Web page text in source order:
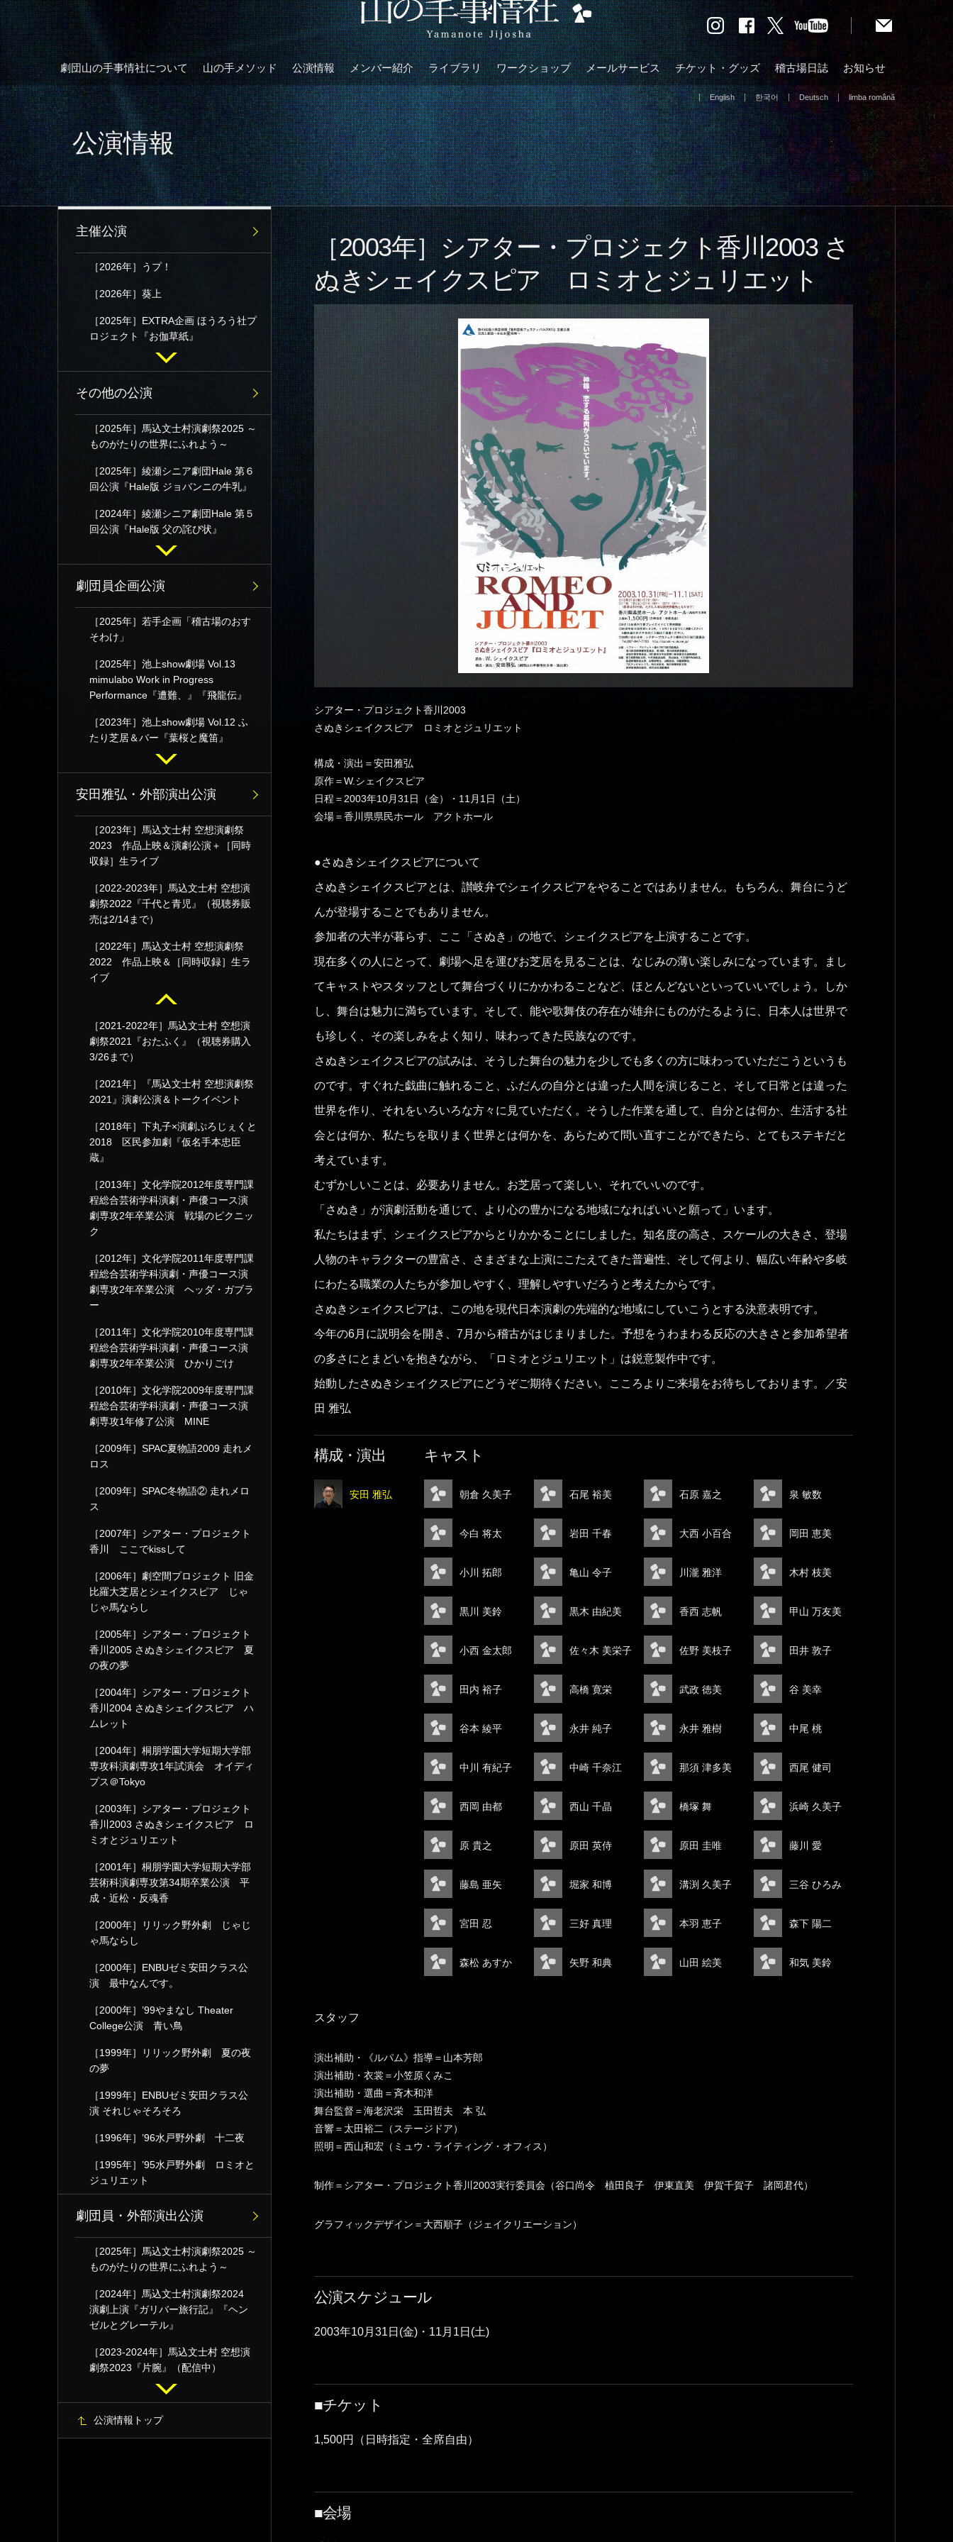
劇団山の手事情社について 山の手メソッド 公演情報 メンバー紹介 ライブラリ ワークショップ メールサービス チケット・グッズ 稽古場日誌 お知らせ
English 한국어 Deutsch limba română
公演情報
［2003年］シアター・プロジェクト香川2003 さ
ぬきシェイクスピア ロミオとジュリエット
シアター・プロジェクト香川2003
さぬきシェイクスピア ロミオとジュリエット
構成・演出＝安田雅弘
原作＝W.シェイクスピア
日程＝2003年10月31日（金）・11月1日（土）
会場＝香川県県民ホール アクトホール
●さぬきシェイクスピアについて
さぬきシェイクスピアとは、讃岐弁でシェイクスピアをやることではありません。もちろん、舞台にうど
んが登場することでもありません。
参加者の大半が暮らす、ここ「さぬき」の地で、シェイクスピアを上演することです。
現在多くの人にとって、劇場へ足を運びお芝居を見ることは、なじみの薄い楽しみになっています。まし
てキャストやスタッフとして舞台づくりにかかわることなど、ほとんどないといっていいでしょう。しか
し、舞台は魅力に満ちています。そして、能や歌舞伎の存在が雄弁にものがたるように、日本人は世界で
も珍しく、その楽しみをよく知り、味わってきた民族なのです。
さぬきシェイクスピアの試みは、そうした舞台の魅力を少しでも多くの方に味わっていただこうというも
のです。すぐれた戯曲に触れること、ふだんの自分とは違った人間を演じること、そして日常とは違った
世界を作り、それをいろいろな方々に見ていただく。そうした作業を通して、自分とは何か、生活する社
会とは何か、私たちを取りまく世界とは何かを、あらためて問い直すことができたら、とてもステキだと
考えています。
むずかしいことは、必要ありません。お芝居って楽しい、それでいいのです。
「さぬき」が演劇活動を通じて、より心の豊かになる地域になればいいと願って」います。
私たちはまず、シェイクスピアからとりかかることにしました。知名度の高さ、スケールの大きさ、登場
人物のキャラクターの豊富さ、さまざまな上演にこたえてきた普遍性、そして何より、幅広い年齢や多岐
にわたる職業の人たちが参加しやすく、理解しやすいだろうと考えたからです。
さぬきシェイクスピアは、この地を現代日本演劇の先端的な地域にしていこうとする決意表明です。
今年の6月に説明会を開き、7月から稽古がはじまりました。予想をうわまわる反応の大きさと参加希望者
の多さにとまどいを抱きながら、「ロミオとジュリエット」は鋭意製作中です。
始動したさぬきシェイクスピアにどうぞご期待ください。こころよりご来場をお待ちしております。／安
田 雅弘
構成・演出
安田 雅弘
キャスト
朝倉 久美子 石尾 裕美 石原 嘉之 泉 敏数
今白 将太 岩田 千春 大西 小百合 岡田 恵美
小川 拓郎 亀山 令子 川瀧 雅洋 木村 枝美
黒川 美鈴 黒木 由紀美 香西 志帆 甲山 万友美
小西 金太郎 佐々木 美栄子 佐野 美枝子 田井 敦子
田内 裕子 高橋 寛栄 武政 徳美 谷 美幸
谷本 綾平 永井 純子 永井 雅樹 中尾 桃
中川 有紀子 中崎 千奈江 那須 津多美 西尾 健司
西岡 由都 西山 千晶 橋塚 舞 浜崎 久美子
原 貴之 原田 英侍 原田 圭唯 藤川 愛
藤島 亜矢 堀家 和博 溝渕 久美子 三谷 ひろみ
宮田 忍 三好 真理 本羽 恵子 森下 陽二
森松 あすか 矢野 和典 山田 絵美 和気 美鈴
スタッフ
演出補助・《ルパム》指導＝山本芳郎
演出補助・衣裳＝小笠原くみこ
演出補助・選曲＝斉木和洋
舞台監督＝海老沢栄 玉田哲夫 本 弘
音響＝太田裕二（ステージドア）
照明＝西山和宏（ミュウ・ライティング・オフィス）
制作＝シアター・プロジェクト香川2003実行委員会（谷口尚令 植田良子 伊東直美 伊賀千賀子 諸岡君代）
グラフィックデザイン＝大西順子（ジェイクリエーション）
公演スケジュール
2003年10月31日(金)・11月1日(土)
■チケット
1,500円（日時指定・全席自由）
■会場
主催公演
［2026年］うプ！
［2026年］葵上
［2025年］EXTRA企画 ほうろう社プ
ロジェクト『お伽草紙』
その他の公演
［2025年］馬込文士村演劇祭2025 ～
ものがたりの世界にふれよう～
［2025年］綾瀬シニア劇団Hale 第６
回公演『Hale版 ジョバンニの牛乳』
［2024年］綾瀬シニア劇団Hale 第５
回公演『Hale版 父の詫び状』
劇団員企画公演
［2025年］若手企画「稽古場のおす
そわけ」
［2025年］池上show劇場 Vol.13
mimulabo Work in Progress
Performance『遭難、』『飛龍伝』
［2023年］池上show劇場 Vol.12 ふ
たり芝居＆バー『葉桜と魔笛』
安田雅弘・外部演出公演
［2023年］馬込文士村 空想演劇祭
2023 作品上映＆演劇公演＋［同時
収録］生ライブ
［2022-2023年］馬込文士村 空想演
劇祭2022『千代と青児』（視聴券販
売は2/14まで）
［2022年］馬込文士村 空想演劇祭
2022 作品上映＆［同時収録］生ラ
イブ
［2021-2022年］馬込文士村 空想演
劇祭2021『おたふく』（視聴券購入
3/26まで）
［2021年］『馬込文士村 空想演劇祭
2021』演劇公演＆トークイベント
［2018年］下丸子×演劇ぷろじぇくと
2018 区民参加劇『仮名手本忠臣
蔵』
［2013年］文化学院2012年度専門課
程総合芸術学科演劇・声優コース演
劇専攻2年卒業公演 戦場のピクニッ
ク
［2012年］文化学院2011年度専門課
程総合芸術学科演劇・声優コース演
劇専攻2年卒業公演 ヘッダ・ガブラ
ー
［2011年］文化学院2010年度専門課
程総合芸術学科演劇・声優コース演
劇専攻2年卒業公演 ひかりごけ
［2010年］文化学院2009年度専門課
程総合芸術学科演劇・声優コース演
劇専攻1年修了公演 MINE
［2009年］SPAC夏物語2009 走れメ
ロス
［2009年］SPAC冬物語② 走れメロ
ス
［2007年］シアター・プロジェクト
香川 ここでkissして
［2006年］劇空間プロジェクト 旧金
比羅大芝居とシェイクスピア じゃ
じゃ馬ならし
［2005年］シアター・プロジェクト
香川2005 さぬきシェイクスピア 夏
の夜の夢
［2004年］シアター・プロジェクト
香川2004 さぬきシェイクスピア ハ
ムレット
［2004年］桐朋学園大学短期大学部
専攻科演劇専攻1年試演会 オイディ
プス＠Tokyo
［2003年］シアター・プロジェクト
香川2003 さぬきシェイクスピア ロ
ミオとジュリエット
［2001年］桐朋学園大学短期大学部
芸術科演劇専攻第34期卒業公演 平
成・近松・反魂香
［2000年］リリック野外劇 じゃじ
ゃ馬ならし
［2000年］ENBUゼミ安田クラス公
演 最中なんです。
［2000年］’99やまなし Theater
College公演 青い鳥
［1999年］リリック野外劇 夏の夜
の夢
［1999年］ENBUゼミ安田クラス公
演 それじゃそろそろ
［1996年］’96水戸野外劇 十二夜
［1995年］’95水戸野外劇 ロミオと
ジュリエット
劇団員・外部演出公演
［2025年］馬込文士村演劇祭2025 ～
ものがたりの世界にふれよう～
［2024年］馬込文士村演劇祭2024
演劇上演『ガリバー旅行記』『ヘン
ゼルとグレーテル』
［2023-2024年］馬込文士村 空想演
劇祭2023『片腕』（配信中）
公演情報トップ